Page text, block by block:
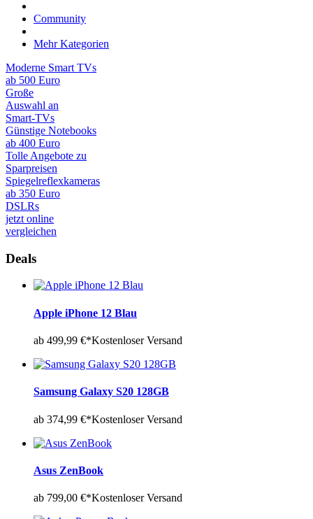
Community
Mehr Kategorien
Moderne Smart TVs
ab 500 Euro
Große
Auswahl an
Smart-TVs
Günstige Notebooks
ab 400 Euro
Tolle Angebote zu
Sparpreisen
Spiegelreflexkameras
ab 350 Euro
DSLRs
jetzt online
vergleichen
Deals
Apple iPhone 12 Blau
ab 499,99 €*Kostenloser Versand
Samsung Galaxy S20 128GB
ab 374,99 €*Kostenloser Versand
Asus ZenBook
ab 799,00 €*Kostenloser Versand